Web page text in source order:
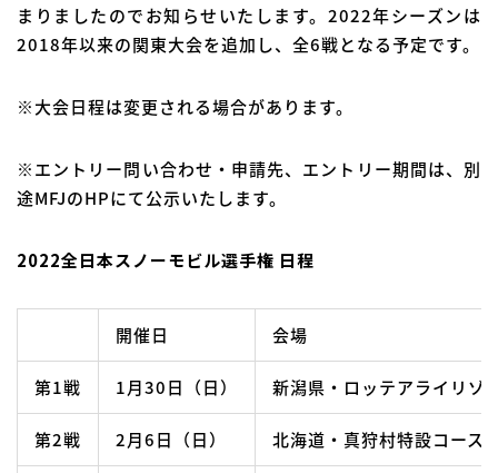
まりましたのでお知らせいたします。2022年シーズンは
2018年以来の関東大会を追加し、全6戦となる予定です。
※大会日程は変更される場合があります。
※エントリー問い合わせ・申請先、エントリー期間は、別
途MFJのHPにて公示いたします。
2022全日本スノーモビル選手権 日程
開催日 会場
第1戦 1月30日（日） 新潟県・ロッテアライリゾ
第2戦 2月6日（日） 北海道・真狩村特設コース